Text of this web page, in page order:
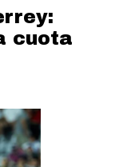
cuota